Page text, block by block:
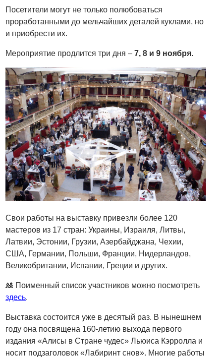
Посетители могут не только полюбоваться
проработанными до мельчайших деталей куклами, но
и приобрести их.
Мероприятие продлится три дня –7, 8 и 9 ноября.
Свои работы на выставку привезли более 120
мастеров из 17 стран: Украины, Израиля, Литвы,
Латвии, Эстонии, Грузии, Азербайджана, Чехии,
США, Германии, Польши, Франции, Нидерландов,
Великобритании, Испании, Греции и других.
🎎 Поименный список участников можно посмотреть
здесь.
Выставка состоится уже в десятый раз. В нынешнем
году она посвящена 160-летию выхода первого
издания «Алисы в Стране чудес» Льюиса Кэрролла и
носит подзаголовок «Лабиринт снов». Многие работы